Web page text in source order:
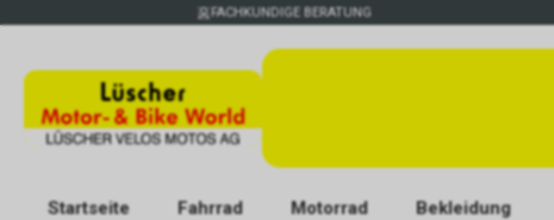
FACHKUNDIGE BERATUNG
Startseite Fahrrad Motorrad Bekleidung